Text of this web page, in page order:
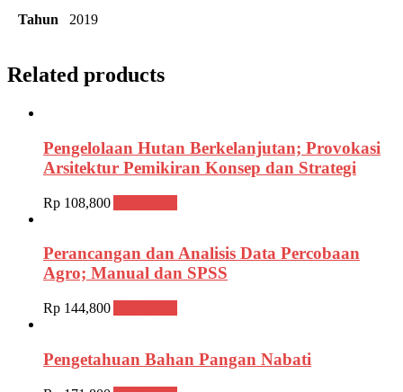
Tahun 2019
Related products
Pengelolaan Hutan Berkelanjutan; Provokasi
Arsitektur Pemikiran Konsep dan Strategi
Rp 108,800
Perancangan dan Analisis Data Percobaan
Agro; Manual dan SPSS
Rp 144,800
Pengetahuan Bahan Pangan Nabati